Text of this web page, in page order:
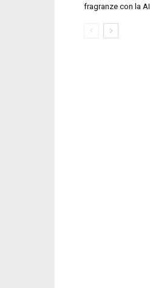
fragranze con la AI